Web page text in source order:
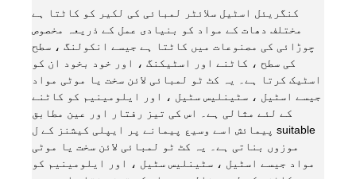
کنگریئل اسٹیل سلائٹر لمبائی کی لکیر کو کاٹتا ہے
مختلف دھات کے مواد کو بنیادی عمل کے ذریعہ مخصوص
چوڑائی کی مصنوعات میں کاٹتا ہے جیسے انکولنگ ، سطح
کی سطح ، کاٹنے اور اسٹیکنگ ، اور خود بخود ان کو
اسٹیک کرتا ہے۔ یہ کٹ ٹو لمبائی لائن سخت یا موٹی مواد
جیسے اسٹیل ، سٹینلیس سٹیل ، اور ایلومینیم کو کاٹنے
کے لئے مثالی ہے۔ اس کی تیز رفتار اور عین مطابق
پیمائش اسے وسیع پیمانے پر ایپلی کیشنز کے ل suitable
موزوں بناتی ہے۔ یہ کٹ ٹو لمبائی لائن سخت یا موٹی
مواد جیسے اسٹیل ، سٹینلیس سٹیل ، اور ایلومینیم کو